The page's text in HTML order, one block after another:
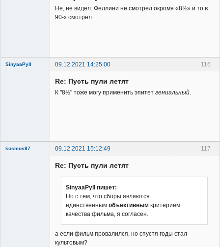
Не, не видел. Феллини не смотрел окромя «8½» и то в
90-х смотрел .
116
SinyaaPyll 09.12.2021 14:25:00
Re: Пусть пули летят
К "8½" тоже могу применить эпитет гениальный.
117
kosmos87 09.12.2021 15:12:49
Re: Пусть пули летят
SinyaaPyll пишет:
Но с тем, что сборы являются
единственным объективным критерием
качества фильма, я согласен.
а если фильм провалился, но спустя годы стал
культовым?